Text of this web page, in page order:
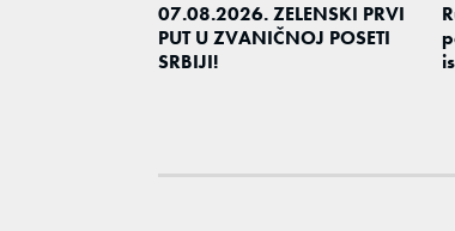
07.08.2026. ZELENSKI PRVI
PUT U ZVANIČNOJ POSETI
SRBIJI!